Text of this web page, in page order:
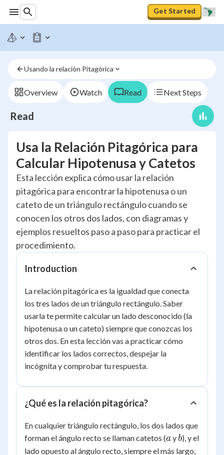
Get Started
Usando la relación Pitagórica
Overview Watch Read Next Steps
Read
Usa la Relación Pitagórica para
Calcular Hipotenusa y Catetos
Esta lección explica cómo usar la relación
pitagórica para encontrar la hipotenusa o un
cateto de un triángulo rectángulo cuando se
conocen los otros dos lados, con diagramas y
ejemplos resueltos paso a paso para practicar el
procedimiento.
Introduction
La relación pitagórica es la igualdad que conecta
los tres lados de un triángulo rectángulo. Saber
usarla te permite calcular un lado desconocido (la
hipotenusa o un cateto) siempre que conozcas los
otros dos. En esta lección vas a practicar cómo
identificar los lados correctos, despejar la
incógnita y comprobar tu respuesta.
¿Qué es la relación pitagórica?
En cualquier triángulo rectángulo, los dos lados que
forman el ángulo recto se llaman catetos (a
ayb
b), y el
lado opuesto al ángulo recto, siempre el más largo,